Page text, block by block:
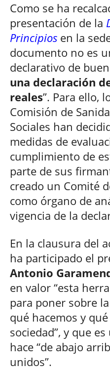
Como se ha
presentación de la
Principios en la
documento no es
declarativo de
una declaración
reales”. Para ello,
Comisión de
Sociales han
medidas de
cumplimiento de
parte de sus
creado un Comité
como órgano de
vigencia de la
En la clausura del
ha participado el
Antonio
en valor “esta
para poner sobre
qué hacemos y
sociedad”, y que
hace “de abajo
unidos”.